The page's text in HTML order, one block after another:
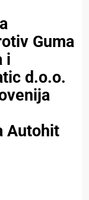
Guma
i
d.o.o.
Autohit